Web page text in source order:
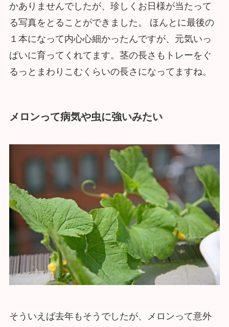
かありませんでしたが、珍しくお日様が当たって
る写真をとることができました。 ほんとに最後の
１本になって内心心細かったんですが、元気いっ
ぱいに育ってくれてます。茎の長さもトレーをぐ
るっとまわりこむくらいの長さになってますね。
メロンって病気や虫に強いみたい
そういえば去年もそうでしたが、メロンって意外